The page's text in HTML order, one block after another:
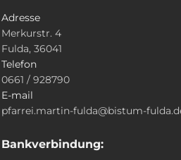
Adresse
Merkurstr. 4
Fulda, 36041
Telefon
0661 / 928790
E-mail
pfarrei.martin-fulda@bistum-
Bankverbindung: